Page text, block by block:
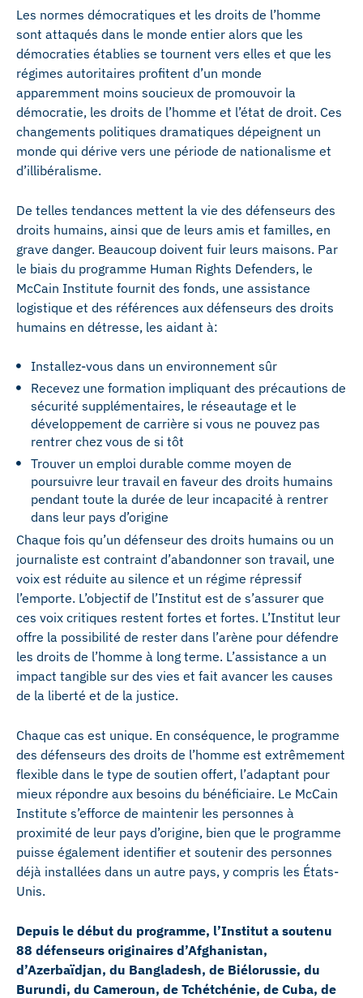
Les normes démocratiques et les droits de l’homme
sont attaqués dans le monde entier alors que les
démocraties établies se tournent vers elles et que les
régimes autoritaires profitent d’un monde
apparemment moins soucieux de promouvoir la
démocratie, les droits de l’homme et l’état de droit. Ces
changements politiques dramatiques dépeignent un
monde qui dérive vers une période de nationalisme et
d’illibéralisme.
De telles tendances mettent la vie des défenseurs des
droits humains, ainsi que de leurs amis et familles, en
grave danger. Beaucoup doivent fuir leurs maisons. Par
le biais du programme Human Rights Defenders, le
McCain Institute fournit des fonds, une assistance
logistique et des références aux défenseurs des droits
humains en détresse, les aidant à:
Installez-vous dans un environnement sûr
Recevez une formation impliquant des précautions de
sécurité supplémentaires, le réseautage et le
développement de carrière si vous ne pouvez pas
rentrer chez vous de si tôt
Trouver un emploi durable comme moyen de
poursuivre leur travail en faveur des droits humains
pendant toute la durée de leur incapacité à rentrer
dans leur pays d’origine
Chaque fois qu’un défenseur des droits humains ou un
journaliste est contraint d’abandonner son travail, une
voix est réduite au silence et un régime répressif
l’emporte. L’objectif de l’Institut est de s’assurer que
ces voix critiques restent fortes et fortes. L’Institut leur
offre la possibilité de rester dans l’arène pour défendre
les droits de l’homme à long terme. L’assistance a un
impact tangible sur des vies et fait avancer les causes
de la liberté et de la justice.
Chaque cas est unique. En conséquence, le programme
des défenseurs des droits de l’homme est extrêmement
flexible dans le type de soutien offert, l’adaptant pour
mieux répondre aux besoins du bénéficiaire. Le McCain
Institute s’efforce de maintenir les personnes à
proximité de leur pays d’origine, bien que le programme
puisse également identifier et soutenir des personnes
déjà installées dans un autre pays, y compris les États-
Unis.
Depuis le début du programme, l’Institut a soutenu
88 défenseurs originaires d’Afghanistan,
d’Azerbaïdjan, du Bangladesh, de Biélorussie, du
Burundi, du Cameroun, de Tchétchénie, de Cuba, de